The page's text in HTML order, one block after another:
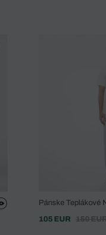
Pánske Teplákové
105 EUR
150